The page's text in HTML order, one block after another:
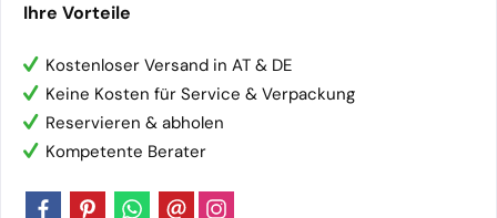
Ihre Vorteile
Kostenloser Versand in AT & DE
Keine Kosten für Service & Verpackung
Reservieren & abholen
Kompetente Berater